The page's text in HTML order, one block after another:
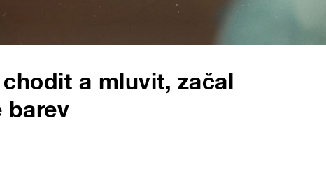
a mluvit, začal
barev